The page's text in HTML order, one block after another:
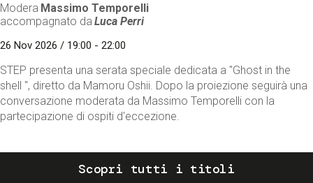
Modera Massimo Temporelli
accompagnato da Luca Perri
26 Nov 2026 / 19:00 - 22:00
STEP presenta una serata speciale dedicata a "Ghost in the
shell ", diretto da Mamoru Oshii. Dopo la proiezione seguirà una
conversazione moderata da Massimo Temporelli con la
partecipazione di ospiti d'eccezione.
Scopri tutti i titoli